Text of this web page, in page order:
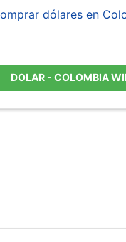
dólares en
DOLAR - COLOMBIA